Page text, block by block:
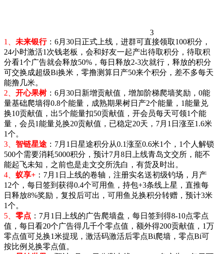
3
1、 未来银行：6月30日正式上线，进群可直接领取100积分，
24小时激活1次钱老板，会和好友一起产出待取积分，待取积
分看1个广告就会释放50%，每日释放2-3次就行，释放的积分
可交换成超级Bi换米，零撸测算日产50来个积分，差不多每天
能撸几米。
2、 开心果树：6月30日新增贡献值，增加阶梯爬墙奖励，0能
量基础爬墙得0.8个能量，成熟期果树日产2个能量，1能量兑
换10贡献值，出5个能量扣50贡献值，开会员每天可领1个能
量，会员1能量兑换20贡献值，已稳定20天，7月1日涨至1.6米
1个。
3、 智链星途 ：7月1日星途积分从0.1涨至0.6米1个，1个人解锁
500个需要消耗5000积分，预计7月8日上线青岛文交所，能不
能起飞未知，之前也是走文交所洗白，有货及时出。
4、 蚁享+ ：7月1日上线的卷轴，注册实名送初级钓场，月产
12个，每日签到获得0.4个可用鱼，持包+3条线上星，直推每
日释放8%奖励，复投后可出，可用鱼兑换积分转赠，预计3米
1个。
5、 零点 ：7月1日上线的广告爬墙盘，每日签到得8-10点零点
值，每日看20个广告得几千个零点值，额外得200贡献值，1万
零点值可兑换1米提现，激活码激活后零点Bi爬墙，零点Bi可
按比例兑换零点值。